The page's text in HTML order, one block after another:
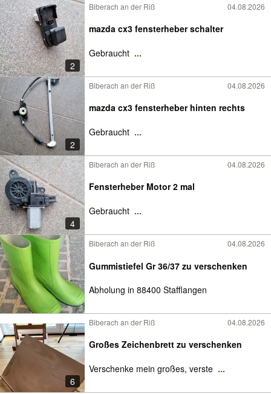
2
Biberach an der Riß 04.08.2026
mazda cx3 fensterheber schalter
Gebraucht ...
2
Biberach an der Riß 04.08.2026
mazda cx3 fensterheber hinten rechts
Gebraucht ...
4
Biberach an der Riß 04.08.2026
Fensterheber Motor 2 mal
Gebraucht ...
Biberach an der Riß 04.08.2026
Gummistiefel Gr 36/37 zu verschenken
Abholung in 88400 Stafflangen
6
Biberach an der Riß 04.08.2026
Großes Zeichenbrett zu verschenken
Verschenke mein großes, verste ...